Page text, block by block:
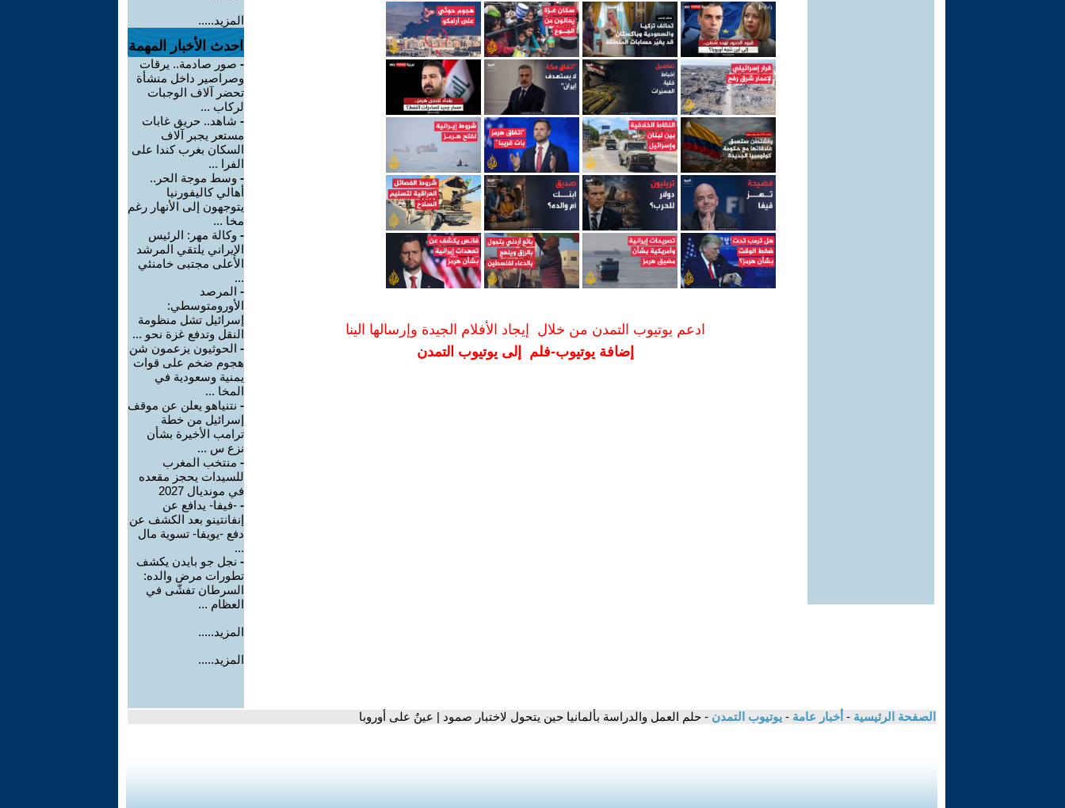
ادعم يوتيوب التمدن من خلال إيجاد الأفلام الجيدة وإرسالها الينا
إضافة يوتيوب-فلم إلى يوتيوب التمدن
المزيد.....
احدث الأخبار المهمة
- صور صادمة.. يرقات
وصراصير داخل منشأة
تحضر آلاف الوجبات
لركاب ...
- شاهد.. حريق غابات
مستعر يجبر آلاف
السكان بغرب كندا على
الفرا ...
- وسط موجة الحر..
أهالي كاليفورنيا
يتوجهون إلى الأنهار رغم
مخا ...
- وكالة مهر: الرئيس
الإيراني يلتقي المرشد
الأعلى مجتبى خامنئي
...
- المرصد
الأورومتوسطي:
إسرائيل تشل منظومة
النقل وتدفع غزة نحو ...
- الحوثيون يزعمون شن
هجوم ضخم على قوات
يمنية وسعودية في
المخا ...
- نتنياهو يعلن عن موقف
إسرائيل من خطة
ترامب الأخيرة بشأن
نزع س ...
- منتخب المغرب
للسيدات يحجز مقعده
في مونديال 2027
- -فيفا- يدافع عن
إنفانتينو بعد الكشف عن
دفع -يويفا- تسوية مال
...
- نجل جو بايدن يكشف
تطورات مرض والده:
السرطان تفشّى في
العظام ...
المزيد.....
المزيد.....
الصفحة الرئيسية - أخبار عامة - يوتيوب التمدن - حلم العمل والدراسة بألمانيا حين يتحول لاختبار صمود | عينٌ على أوروبا